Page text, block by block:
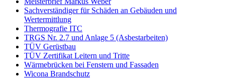
Sachverständiger für Schäden an Gebäuden und
Wertermittlung
Thermografie ITC
TRGS Nr. 2.7 und Anlage 5 (Asbestarbeiten)
TÜV Gerüstbau
TÜV Zertifikat Leitern und Tritte
Wärmebrücken bei Fenstern und Fassaden
Wicona Brandschutz